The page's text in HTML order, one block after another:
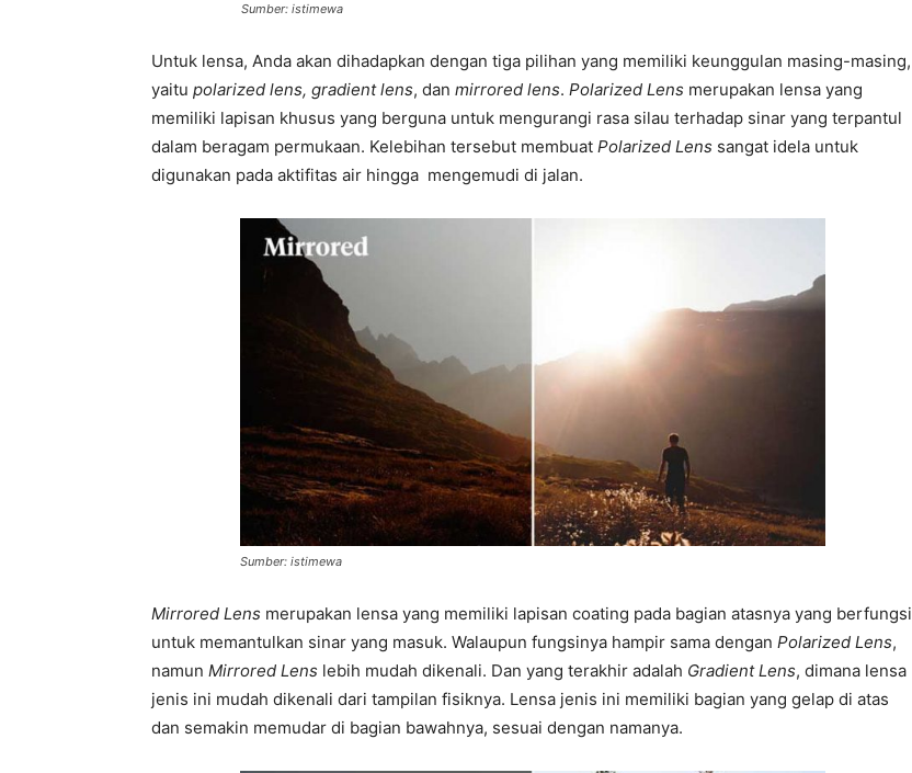
Sumber: istimewa
Untuk lensa, Anda akan dihadapkan dengan tiga pilihan yang memiliki keunggulan masing-masing,
yaitu polarized lens, gradient lens, dan mirrored lens. Polarized Lens merupakan lensa yang
memiliki lapisan khusus yang berguna untuk mengurangi rasa silau terhadap sinar yang terpantul
dalam beragam permukaan. Kelebihan tersebut membuat Polarized Lens sangat idela untuk
digunakan pada aktifitas air hingga mengemudi di jalan.
Sumber: istimewa
Mirrored Lens merupakan lensa yang memiliki lapisan coating pada bagian atasnya yang berfungsi
untuk memantulkan sinar yang masuk. Walaupun fungsinya hampir sama dengan Polarized Lens,
namun Mirrored Lens lebih mudah dikenali. Dan yang terakhir adalah Gradient Lens, dimana lensa
jenis ini mudah dikenali dari tampilan fisiknya. Lensa jenis ini memiliki bagian yang gelap di atas
dan semakin memudar di bagian bawahnya, sesuai dengan namanya.